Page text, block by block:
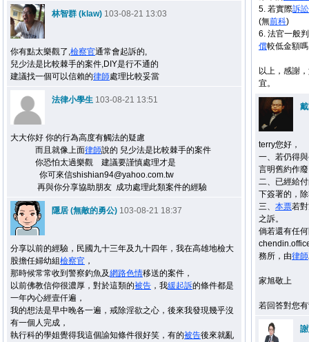
林智群 (klaw) 103-08-21 13:03
你有點太樂觀了,檢察官通常會起訴的,
兒少法是比較棘手的案件,DIY是行不通的
建議找一個可以信賴的律師處理比較妥當
法律小學生 103-08-21 13:51
大大你好 你的行為高度有觸法的疑慮
而且就像上面律師說的 兒少法是比較棘手的案件
你恐怕太過樂觀 建議要謹慎處理才是
你可來信shishian94@yahoo.com.tw
再與你分享協助朋友 成功處理此類案件的經驗
隱居 (無敵的勇公) 103-08-21 18:37
分享以前的經驗，民國九十三年及九十四年，我在高雄地檢大
股擔任婦幼組檢察官 ，
那時候常常收到警察釣魚及網路色情移送的案件，
以前佛教信仰很濃厚，對於這類的被告 ，我緩起訴的條件都是
一年內心經壹仟遍，
我的想法是早中晚各一遍，戒除淫欲之心，後來我發現幾乎沒
有一個人完成，
執行科的學姐覺得我這個諭知條件很好笑，有的被告後來就亂
5. 若實際訴訟
(無前科)
6. 法官一般
償較低金額
以上，感謝
宜。
terry您好，
一、若仍得
言明舊約作
二、已經給
下簽署的，
三、 本票若
之訴。
倘若還有任
務所，由律師
家旭敬上
若回答對您